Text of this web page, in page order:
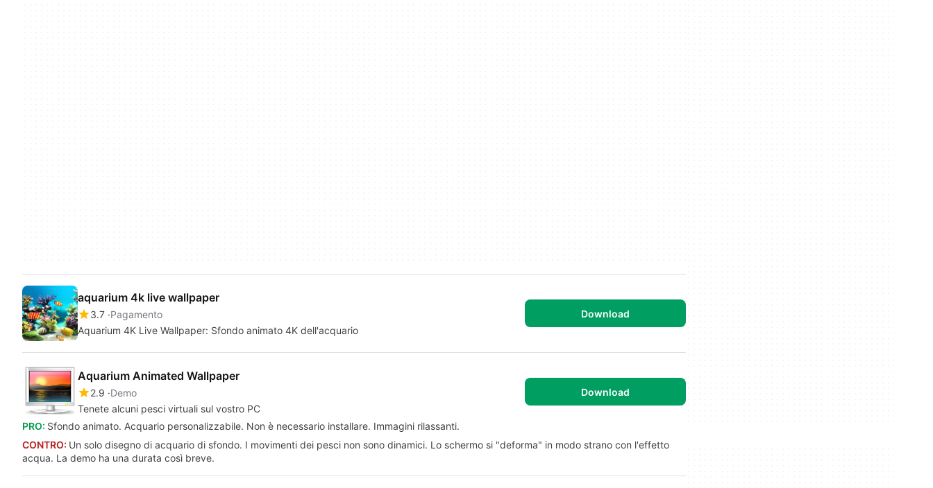
aquarium 4k live wallpaper
3.7 Pagamento
Aquarium 4K Live Wallpaper: Sfondo animato 4K dell'acquario
Download
Aquarium Animated Wallpaper
2.9 Demo
Tenete alcuni pesci virtuali sul vostro PC
Download
PRO: Sfondo animato. Acquario personalizzabile. Non è necessario installare. Immagini rilassanti.
CONTRO: Un solo disegno di acquario di sfondo. I movimenti dei pesci non sono dinamici. Lo schermo si "deforma" in modo strano con l'effetto
acqua. La demo ha una durata così breve.